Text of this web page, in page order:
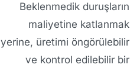
Beklenmedik duruşların
maliyetine katlanmak
yerine, üretimi öngörülebilir
ve kontrol edilebilir bir